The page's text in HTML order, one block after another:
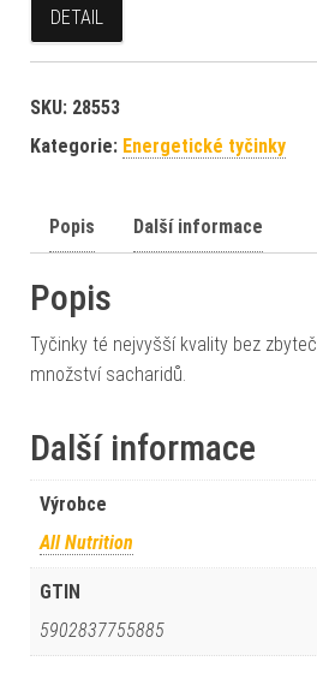
DETAIL
SKU: 28553
Kategorie: Energetické tyčinky
Popis Další informace
Popis
Tyčinky té nejvyšší kvality bez
množství sacharidů.
Další informace
Výrobce
All Nutrition
GTIN
5902837755885